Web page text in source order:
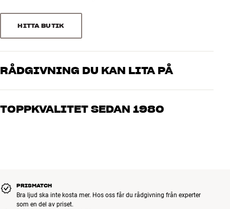
Sortera efter
HITTA BUTIK
RÅDGIVNING DU KAN LITA PÅ
Våra medarbetare är riktiga entusiaster som kan produkterna och
vad du drömmer om, så hjälper vi dig att hitta den lösning som
TOPPKVALITET SEDAN 1980
PRISMATCH
Bra ljud ska inte kosta mer. Hos oss får du rådgivning från experter
som en del av priset.